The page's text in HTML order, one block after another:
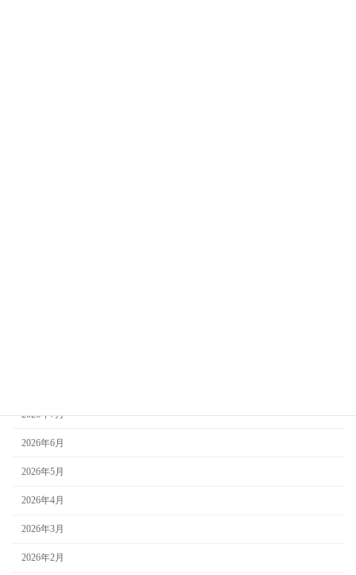
2026年7月
2026年6月
2026年5月
2026年4月
2026年3月
2026年2月